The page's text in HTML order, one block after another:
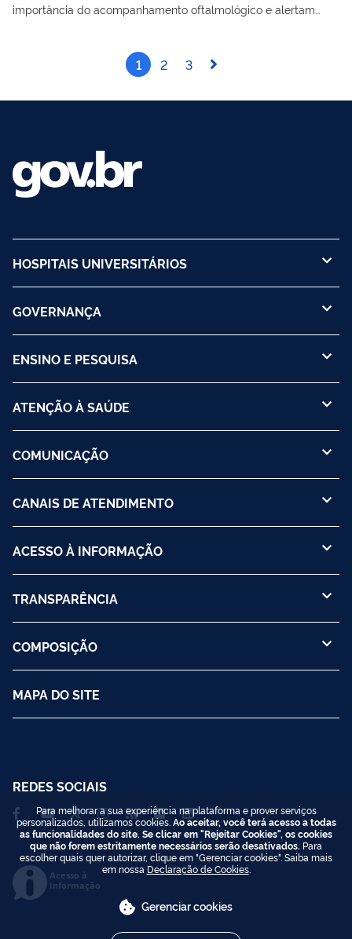
importância do acompanhamento oftalmológico e alertam
1 2 3
HOSPITAIS UNIVERSITÁRIOS
GOVERNANÇA
ENSINO E PESQUISA
ATENÇÃO À SAÚDE
COMUNICAÇÃO
CANAIS DE ATENDIMENTO
ACESSO À INFORMAÇÃO
TRANSPARÊNCIA
COMPOSIÇÃO
MAPA DO SITE
REDES SOCIAIS
Acesso à
Informação
Para melhorar a sua experiência na plataforma e prover serviços
personalizados, utilizamos cookies. Ao aceitar, você terá acesso a todas
as funcionalidades do site. Se clicar em "Rejeitar Cookies", os cookies
que não forem estritamente necessários serão desativados. Para
escolher quais quer autorizar, clique em "Gerenciar cookies". Saiba mais
em nossa Declaração de Cookies.
Gerenciar cookies